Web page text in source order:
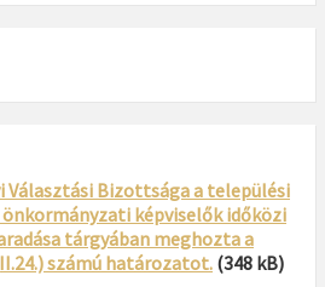
Választási Bizottsága a települési
képviselők időközi
tárgyában meghozta a
számú határozatot. (348 kB)